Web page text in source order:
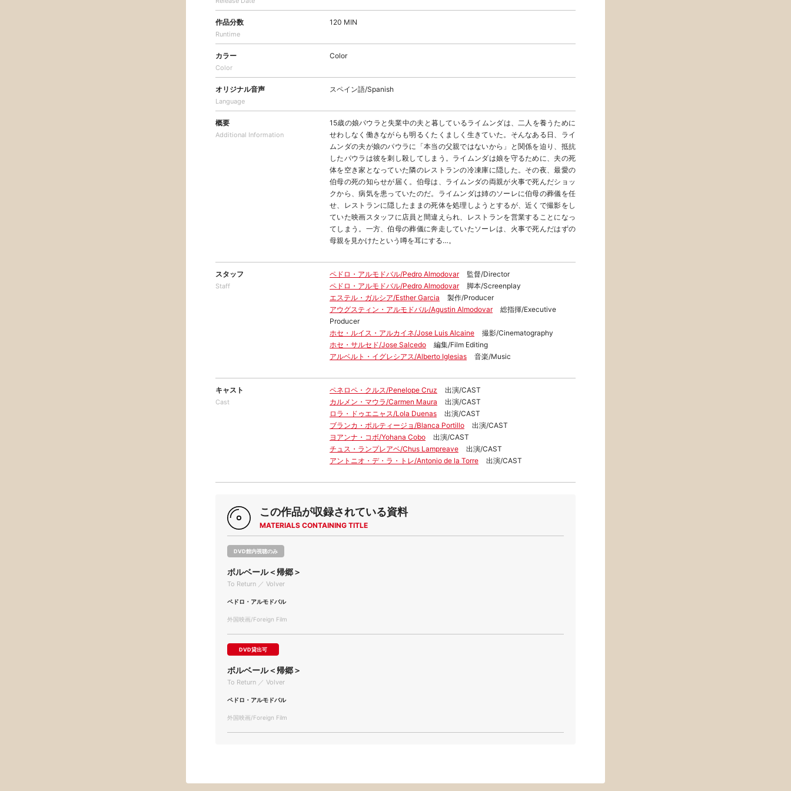
作品分数
Runtime
120 MIN
カラー
Color
Color
オリジナル音声
Language
スペイン語/Spanish
概要
Additional Information
15歳の娘パウラと失業中の夫と暮しているライムンダは、二人を養うために
せわしなく働きながらも明るくたくましく生きていた。そんなある日、ライ
ムンダの夫が娘のパウラに「本当の父親ではないから」と関係を迫り、抵抗
したパウラは彼を刺し殺してしまう。ライムンダは娘を守るために、夫の死
体を空き家となっていた隣のレストランの冷凍庫に隠した。その夜、最愛の
伯母の死の知らせが届く。伯母は、ライムンダの両親が火事で死んだショッ
クから、病気を患っていたのだ。ライムンダは姉のソーレに伯母の葬儀を任
せ、レストランに隠したままの死体を処理しようとするが、近くで撮影をし
ていた映画スタッフに店員と間違えられ、レストランを営業することになっ
てしまう。一方、伯母の葬儀に奔走していたソーレは、火事で死んだはずの
母親を見かけたという噂を耳にする…。
スタッフ
Staff
ペドロ・アルモドバル/Pedro Almodovar
監督/Director
ペドロ・アルモドバル/Pedro Almodovar
脚本/Screenplay
エステル・ガルシア/Esther Garcia
製作/Producer
アウグスティン・アルモドバル/Agustin Almodovar
総指揮/Executive
Producer
ホセ・ルイス・アルカイネ/Jose Luis Alcaine
撮影/Cinematography
ホセ・サルセド/Jose Salcedo
編集/Film Editing
アルベルト・イグレシアス/Alberto Iglesias
音楽/Music
キャスト
Cast
ペネロペ・クルス/Penelope Cruz
出演/CAST
カルメン・マウラ/Carmen Maura
出演/CAST
ロラ・ドゥエニャス/Lola Duenas
出演/CAST
ブランカ・ポルティージョ/Blanca Portillo
出演/CAST
ヨアンナ・コボ/Yohana Cobo
出演/CAST
チュス・ランプレアベ/Chus Lampreave
出演/CAST
アントニオ・デ・ラ・トレ/Antonio de la Torre
出演/CAST
この作品が収録されている資料
MATERIALS CONTAINING TITLE
DVD館内視聴のみ
ボルベール＜帰郷＞
To Return ／ Volver
ペドロ・アルモドバル
外国映画/Foreign Film
DVD貸出可
ボルベール＜帰郷＞
To Return ／ Volver
ペドロ・アルモドバル
外国映画/Foreign Film